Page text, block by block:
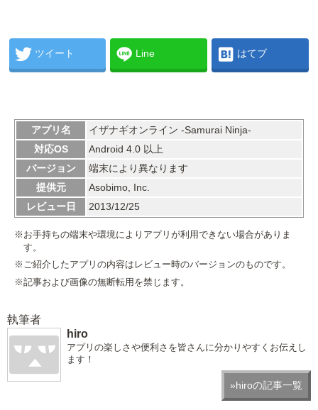
ツイート Line はてブ
アプリ名
イザナギオンライン -Samurai Ninja-
対応OS
Android 4.0 以上
バージョン
端末により異なります
提供元
Asobimo, Inc.
レビュー日
2013/12/25
※お手持ちの端末や環境によりアプリが利用できない場合がありま
す。
※ご紹介したアプリの内容はレビュー時のバージョンのものです。
※記事および画像の無断転用を禁じます。
執筆者
hiro
アプリの楽しさや便利さを皆さんに分かりやすくお伝えし
ます！
»hiroの記事一覧